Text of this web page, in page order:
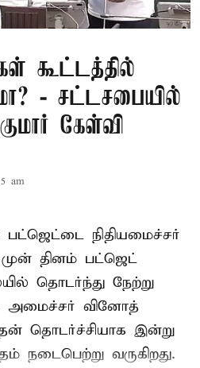
கூட்டத்தில்
- சட்டசபையில்
கேள்வி
am
நிதியமைச்சர்
முன் தினம் பட்ஜெட்
தொடர்ந்து நேற்று
வினோத்
தொடர்ச்சியாக இன்று
நடைபெற்று வருகிறது.